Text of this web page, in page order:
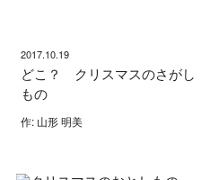
2017.10.19
どこ？ クリスマスのさがし
もの
作: 山形 明美